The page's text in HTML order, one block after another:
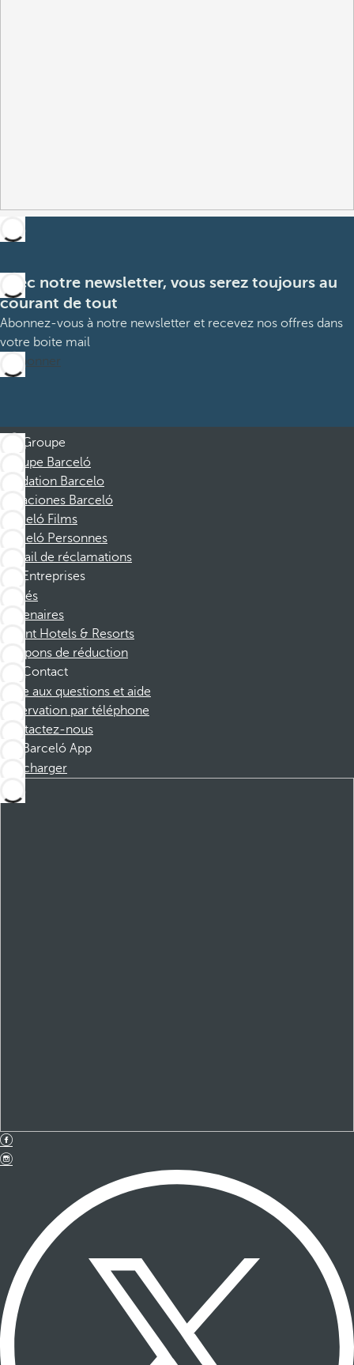
Avec notre newsletter, vous serez toujours au
courant de tout
Abonnez-vous à notre newsletter et recevez nos offres dans
votre boite mail
M’abonner
Groupe
Groupe Barceló
Fondation Barcelo
Vacaciones Barceló
Barceló Films
Barceló Personnes
Portail de réclamations
Entreprises
Affiliés
Partenaires
Dorint Hotels & Resorts
Coupons de réduction
Contact
Foire aux questions et aide
Réservation par téléphone
Contactez-nous
Barceló App
Télécharger